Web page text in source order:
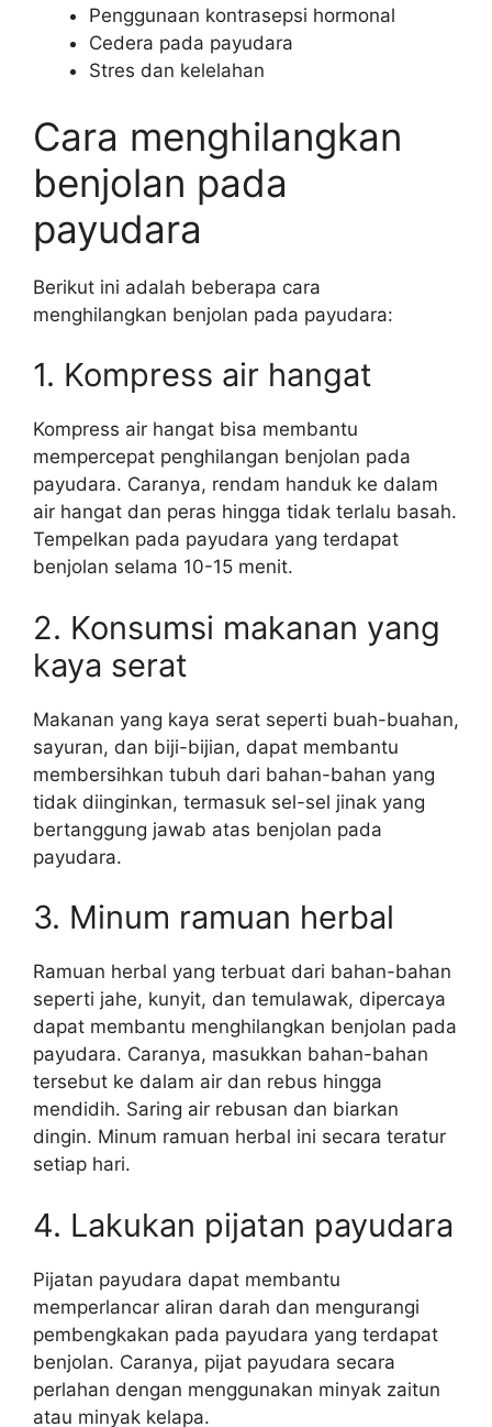
Penggunaan kontrasepsi hormonal
Cedera pada payudara
Stres dan kelelahan
Cara menghilangkan
benjolan pada
payudara
Berikut ini adalah beberapa cara
menghilangkan benjolan pada payudara:
1. Kompress air hangat
Kompress air hangat bisa membantu
mempercepat penghilangan benjolan pada
payudara. Caranya, rendam handuk ke dalam
air hangat dan peras hingga tidak terlalu basah.
Tempelkan pada payudara yang terdapat
benjolan selama 10-15 menit.
2. Konsumsi makanan yang
kaya serat
Makanan yang kaya serat seperti buah-buahan,
sayuran, dan biji-bijian, dapat membantu
membersihkan tubuh dari bahan-bahan yang
tidak diinginkan, termasuk sel-sel jinak yang
bertanggung jawab atas benjolan pada
payudara.
3. Minum ramuan herbal
Ramuan herbal yang terbuat dari bahan-bahan
seperti jahe, kunyit, dan temulawak, dipercaya
dapat membantu menghilangkan benjolan pada
payudara. Caranya, masukkan bahan-bahan
tersebut ke dalam air dan rebus hingga
mendidih. Saring air rebusan dan biarkan
dingin. Minum ramuan herbal ini secara teratur
setiap hari.
4. Lakukan pijatan payudara
Pijatan payudara dapat membantu
memperlancar aliran darah dan mengurangi
pembengkakan pada payudara yang terdapat
benjolan. Caranya, pijat payudara secara
perlahan dengan menggunakan minyak zaitun
atau minyak kelapa.